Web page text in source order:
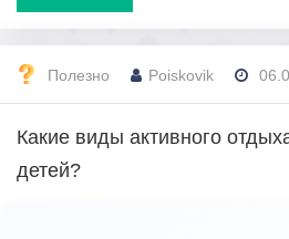
Полезно Poiskovik
Какие виды активного
детей?